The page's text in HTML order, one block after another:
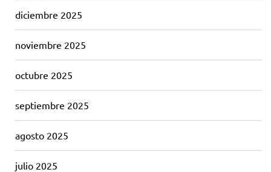
diciembre 2025
noviembre 2025
octubre 2025
septiembre 2025
agosto 2025
julio 2025